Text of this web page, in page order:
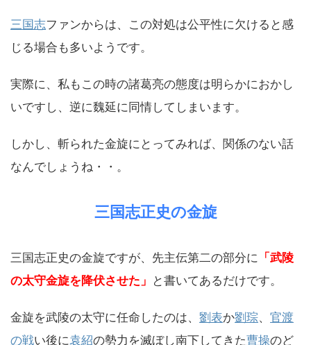
三国志ファンからは、この対処は公平性に欠けると感
じる場合も多いようです。
実際に、私もこの時の諸葛亮の態度は明らかにおかし
いですし、逆に魏延に同情してしまいます。
しかし、斬られた金旋にとってみれば、関係のない話
なんでしょうね・・。
三国志正史の金旋
三国志正史の金旋ですが、先主伝第二の部分に 「武陵
の太守金旋を降伏させた」 と書いてあるだけです。
金旋を武陵の太守に任命したのは、 劉表か劉琮、 官渡
の戦い後に袁紹の勢力を滅ぼし南下してきた曹操のど